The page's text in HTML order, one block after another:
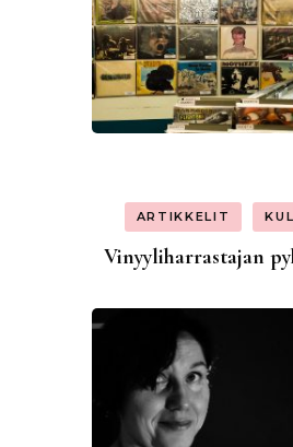
ARTIKKELIT
Vinyyliharrastajan